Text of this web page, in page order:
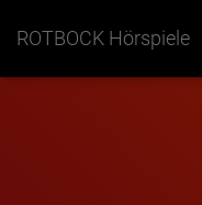
ROTBOCK Hörspiele